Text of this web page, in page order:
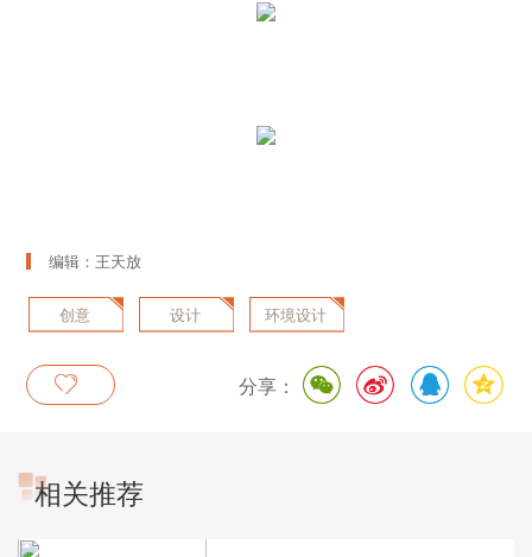
编辑：王天放
创意 设计 环境设计
分享：
相关推荐